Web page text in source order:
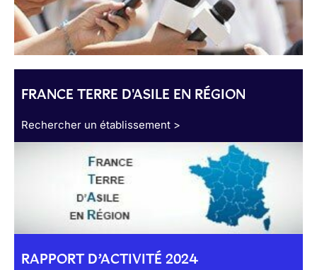
FRANCE TERRE D'ASILE EN RÉGION
Rechercher un établissement >
RAPPORT D’ACTIVITÉ 2024